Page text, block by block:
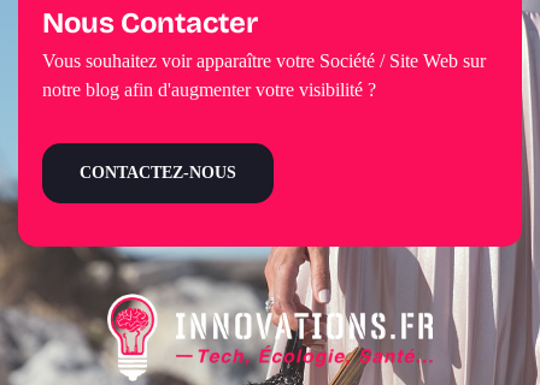
Nous Contacter
Vous souhaitez voir apparaître votre Société / Site Web sur
notre blog afin d'augmenter votre visibilité ?
CONTACTEZ-NOUS